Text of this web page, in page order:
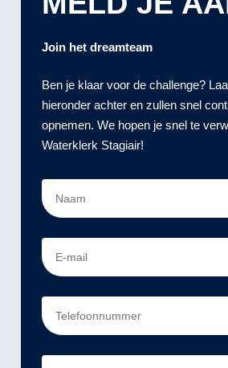
Join het dreamteam
Ben je klaar voor de challenge?
hieronder achter en zullen snel
opnemen. We hopen je snel te
Waterklerk Stagiair!